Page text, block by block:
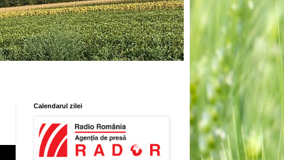
Calendarul zilei